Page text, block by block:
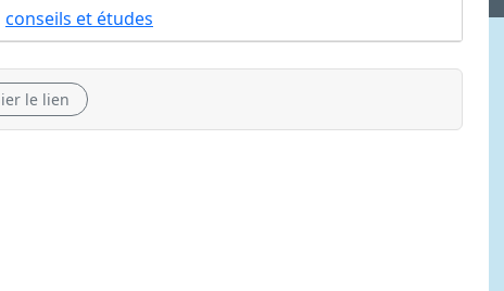
conseils et études
le lien